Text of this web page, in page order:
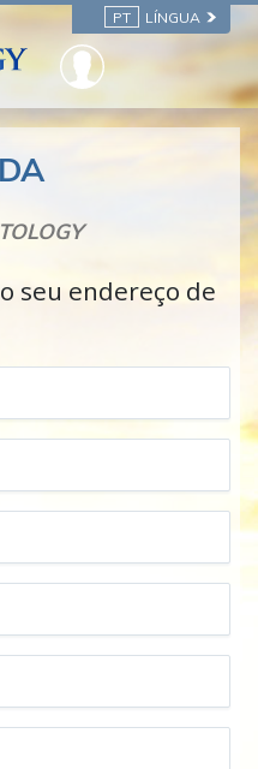
PT LÍNGUA
seu endereço de